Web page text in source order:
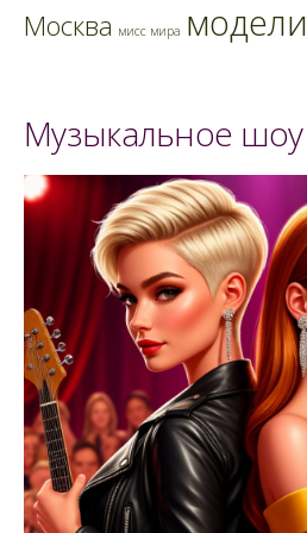
Москва мисс мира модели
Музыкальное шоу